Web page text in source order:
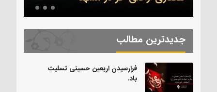
جدیدترین مطالب
فرارسیدن اربعین حسینی تسلیت
باد.